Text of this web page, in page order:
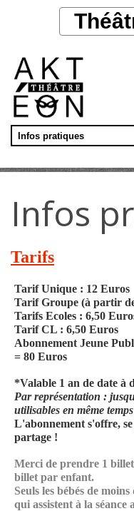
Aller au contenu principal
Infos
Tarifs
Tarif Unique : 12 Euros
Tarif Groupe (à partir
Tarifs Ecoles : 6,50
Tarif CL : 6,50 Euros
Abonnement Jeune
= 80 Euros
*Valable 1 an de date à
Par représentation :
utilisables en même temps
L'abonnement s'offre, se
partage !
Merci de prendre 1
billet par enfant.
Seuls les bébés de
qui assistent à la séance